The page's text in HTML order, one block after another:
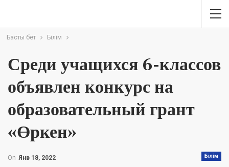
Басты бет Білім
Среди учащихся 6-классов
объявлен конкурс на
образовательный грант
«Өркен»
Білім
On Янв 18, 2022